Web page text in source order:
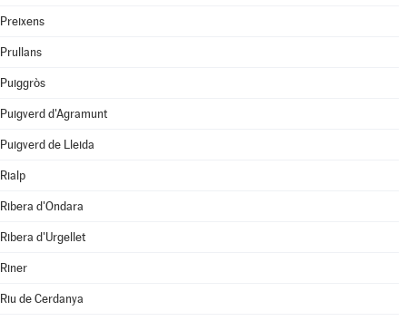
Preixens
Prullans
Puiggròs
Puigverd d'Agramunt
Puigverd de Lleida
Rialp
Ribera d'Ondara
Ribera d'Urgellet
Riner
Riu de Cerdanya